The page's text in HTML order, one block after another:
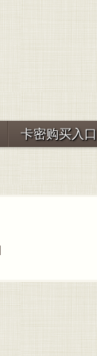
卡密购买入口